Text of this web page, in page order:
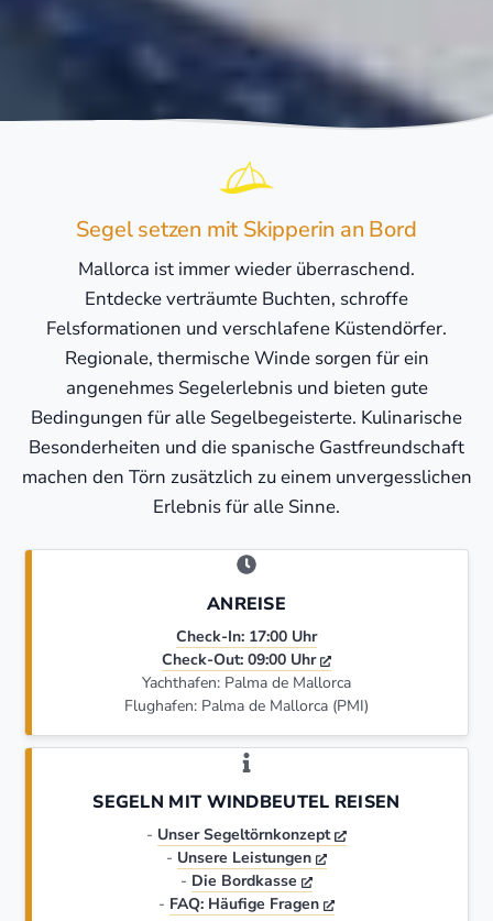
Segel setzen mit Skipperin an Bord
Mallorca ist immer wieder überraschend.
Entdecke verträumte Buchten, schroffe
Felsformationen und verschlafene Küstendörfer.
Regionale, thermische Winde sorgen für ein
angenehmes Segelerlebnis und bieten gute
Bedingungen für alle Segelbegeisterte. Kulinarische
Besonderheiten und die spanische Gastfreundschaft
machen den Törn zusätzlich zu einem unvergesslichen
Erlebnis für alle Sinne.
ANREISE
Check-In: 17:00 Uhr
Check-Out: 09:00 Uhr
Yachthafen: Palma de Mallorca
Flughafen: Palma de Mallorca (PMI)
SEGELN MIT WINDBEUTEL REISEN
- Unser Segeltörnkonzept
- Unsere Leistungen
- Die Bordkasse
- FAQ: Häufige Fragen